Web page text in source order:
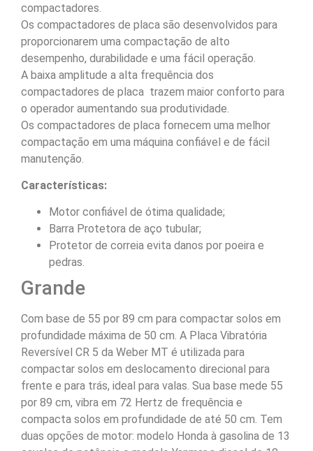
compactadores.
Os compactadores de placa são desenvolvidos para
proporcionarem uma compactação de alto
desempenho, durabilidade e uma fácil operação.
A baixa amplitude a alta frequência dos
compactadores de placa trazem maior conforto para
o operador aumentando sua produtividade.
Os compactadores de placa fornecem uma melhor
compactação em uma máquina confiável e de fácil
manutenção.
Características:
Motor confiável de ótima qualidade;
Barra Protetora de aço tubular;
Protetor de correia evita danos por poeira e
pedras.
Grande
Com base de 55 por 89 cm para compactar solos em
profundidade máxima de 50 cm. A Placa Vibratória
Reversível CR 5 da Weber MT é utilizada para
compactar solos em deslocamento direcional para
frente e para trás, ideal para valas. Sua base mede 55
por 89 cm, vibra em 72 Hertz de frequência e
compacta solos em profundidade de até 50 cm. Tem
duas opções de motor: modelo Honda à gasolina de 13